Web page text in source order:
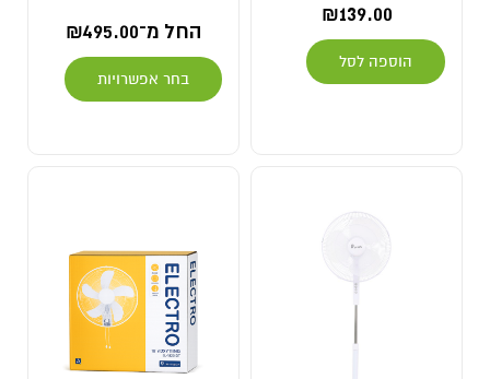
₪139.00
הוספה לסל
החל מ־ ₪495.00
בחר אפשרויות